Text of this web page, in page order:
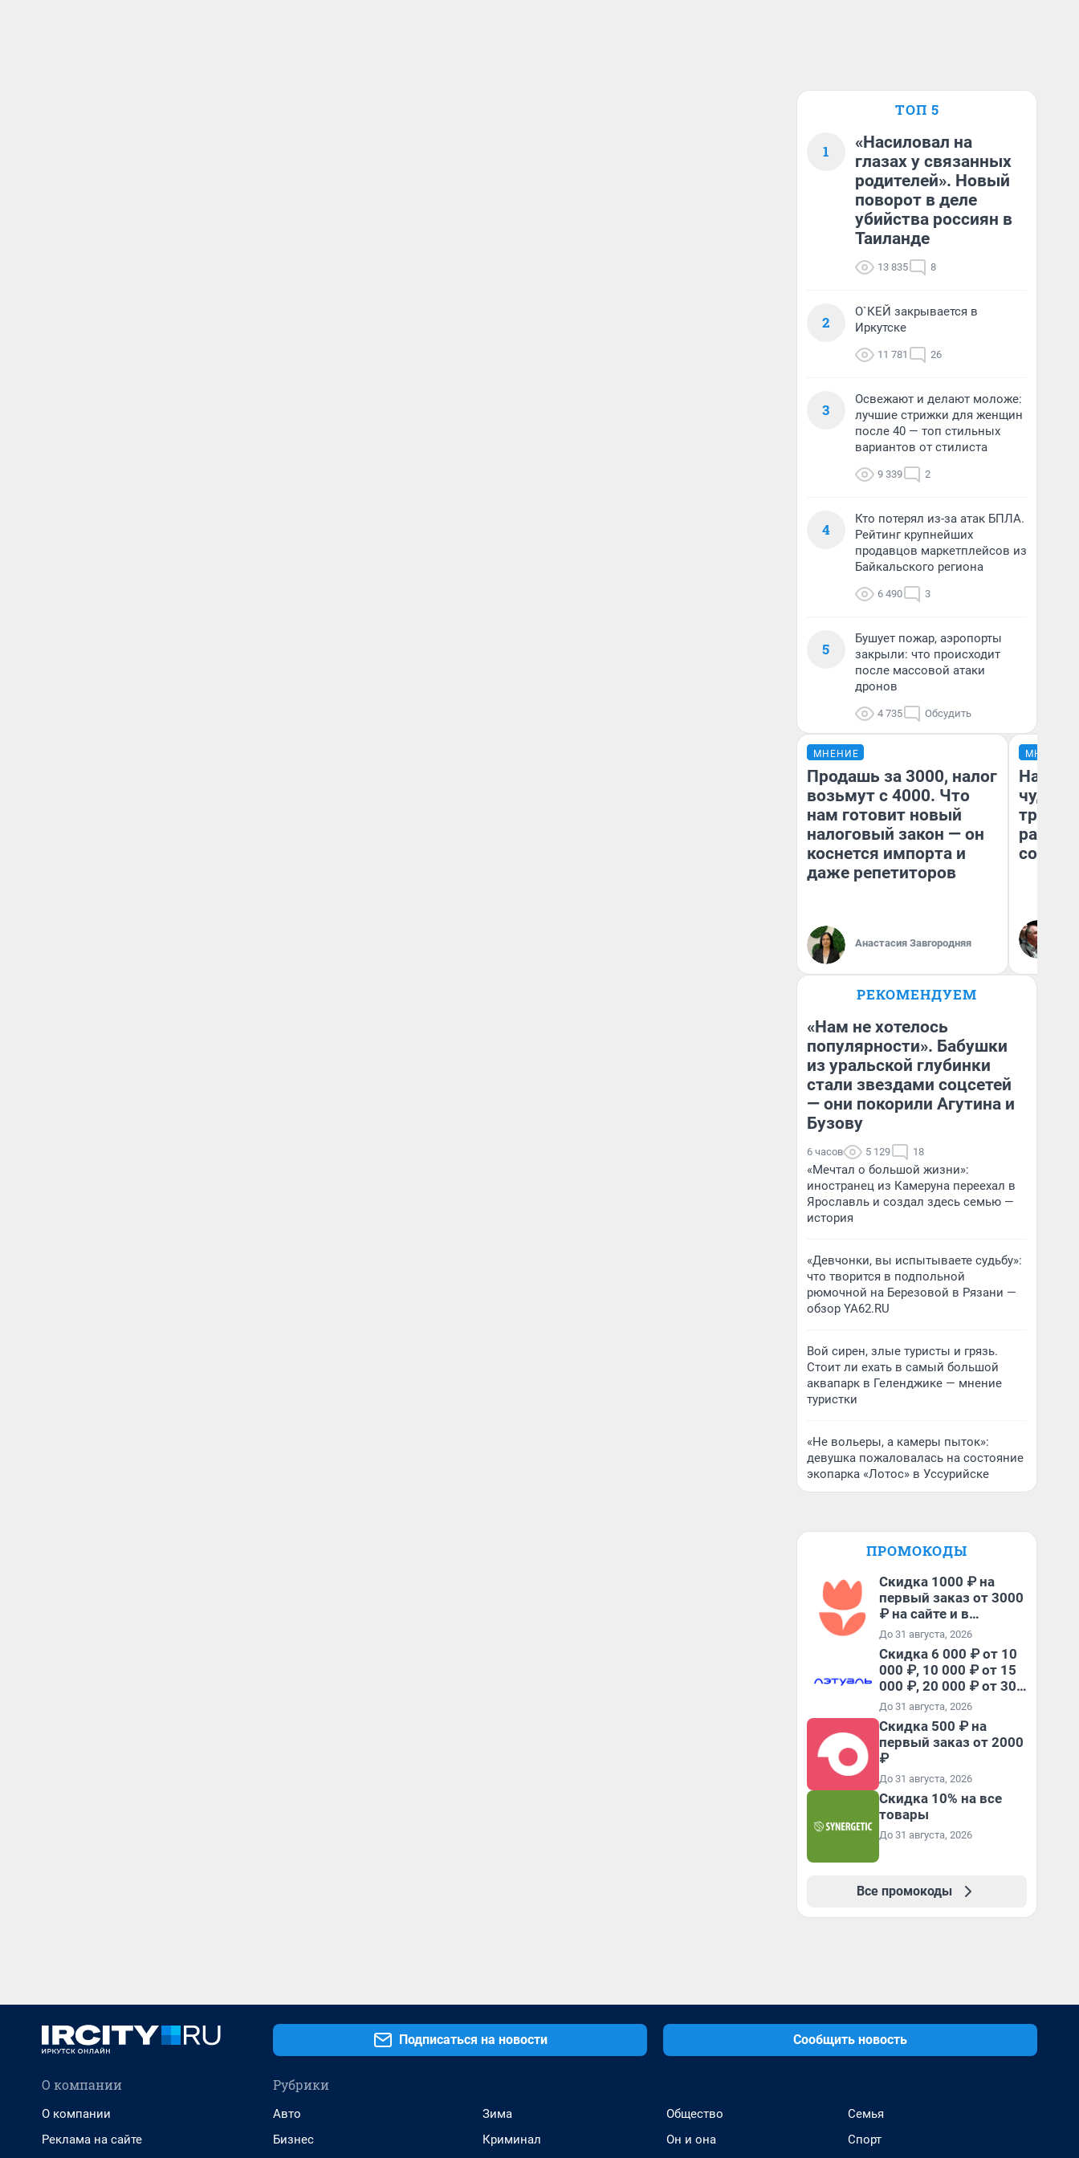
ТОП 5
1
«Насиловал на
глазах у связанных
родителей». Новый
поворот в деле
убийства россиян в
Таиланде
13 835 8
2
О`КЕЙ закрывается в
Иркутске
11 781 26
3
Освежают и делают моложе:
лучшие стрижки для женщин
после 40 — топ стильных
вариантов от стилиста
9 339 2
4
Кто потерял из-за атак БПЛА.
Рейтинг крупнейших
продавцов маркетплейсов из
Байкальского региона
6 490 3
5
Бушует пожар, аэропорты
закрыли: что происходит
после массовой атаки
дронов
4 735 Обсудить
МНЕНИЕ
Продашь за 3000, налог
возьмут с 4000. Что
нам готовит новый
налоговый закон — он
коснется импорта и
даже репетиторов
Анастасия Завгородняя
МНЕНИЕ
чудом
РЕКОМЕНДУЕМ
«Нам не хотелось
популярности». Бабушки
из уральской глубинки
стали звездами соцсетей
— они покорили Агутина и
Бузову
6 часов 5 129 18
«Мечтал о большой жизни»:
иностранец из Камеруна переехал в
Ярославль и создал здесь семью —
история
«Девчонки, вы испытываете судьбу»:
что творится в подпольной
рюмочной на Березовой в Рязани —
обзор YA62.RU
Вой сирен, злые туристы и грязь.
Стоит ли ехать в самый большой
аквапарк в Геленджике — мнение
туристки
«Не вольеры, а камеры пыток»:
девушка пожаловалась на состояние
экопарка «Лотос» в Уссурийске
ПРОМОКОДЫ
Скидка 1000 ₽ на
первый заказ от 3000
₽ на сайте и в
приложении
До 31 августа, 2026
Скидка 6 000 ₽ от 10
000 ₽, 10 000 ₽ от 15
000 ₽, 20 000 ₽ от 30
000 ₽ и 35 000 ₽ от 50
000 ₽ на первый и все
повторные заказы по
промокоду НАБЕРИ
До 31 августа, 2026
Скидка 500 ₽ на
первый заказ от 2000
₽
До 31 августа, 2026
Скидка 10% на все
товары
До 31 августа, 2026
Все промокоды
Подписаться на новости Сообщить новость
О компании
О компании
Реклама на сайте
Рубрики
Авто
Бизнес
Зима
Криминал
Общество
Он и она
Семья
Спорт